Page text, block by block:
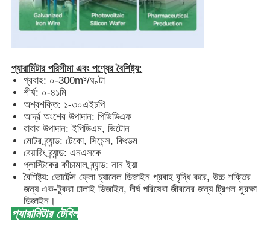
চৌম্বক পাম্প
উল্লম্ব পাম্প
স্টেইনলেস স্টিল উল্লম্ব পাম্প
কেমিক্যাল সেন্ট্রিফিউগাল পাম্প
ফ্লোরিন রেখাযুক্ত রাসায়নিক পাম্প
রাসায়নিক তরল ফিল্টার
প্যারামিটার পরিসীমা এবং পণ্যের বৈশিষ্ট্য:
প্রবাহ: ০-300m³/ঘণ্টা
শীর্ষ: ০-৪১মি
অশ্বশক্তি: ১-৩০এইচপি
আর্দ্র অংশের উপাদান: পিভিডিএফ
রাবার উপাদান: ইপিডিএম, ভিটোন
মোটর ব্র্যান্ড: টেকো, সিমেন্স, কিংডম
বেয়ারিং ব্র্যান্ড: এনএসকে
প্লাস্টিকের কাঁচামাল ব্র্যান্ড: নান ইয়া
বৈশিষ্ট্য: ভোর্টেক্স ফ্লো চ্যানেল ডিজাইন প্রবাহ বৃদ্ধি করে, উচ্চ শক্তির
জন্য এক-টুকরা ঢালাই ডিজাইন, দীর্ঘ পরিষেবা জীবনের জন্য ট্রিপল সুরক্ষা
ডিজাইন।
প্যারামিটার টেবিল